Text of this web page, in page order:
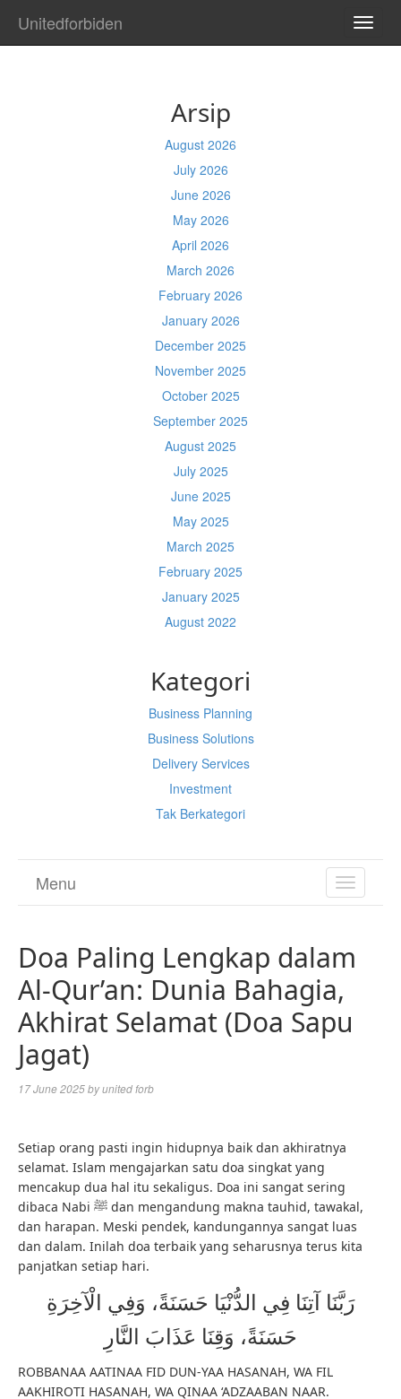
Unitedforbiden
Arsip
August 2026
July 2026
June 2026
May 2026
April 2026
March 2026
February 2026
January 2026
December 2025
November 2025
October 2025
September 2025
August 2025
July 2025
June 2025
May 2025
March 2025
February 2025
January 2025
August 2022
Kategori
Business Planning
Business Solutions
Delivery Services
Investment
Tak Berkategori
TOGGLE
Menu
Doa Paling Lengkap dalam
Al-Qur’an: Dunia Bahagia,
Akhirat Selamat (Doa Sapu
Jagat)
17 June 2025byunited forb
Setiap orang pasti ingin hidupnya baik dan akhiratnya
selamat. Islam mengajarkan satu doa singkat yang
mencakup dua hal itu sekaligus. Doa ini sangat sering
dibaca Nabi ﷺ dan mengandung makna tauhid, tawakal,
dan harapan. Meski pendek, kandungannya sangat luas
dan dalam. Inilah doa terbaik yang seharusnya terus kita
panjatkan setiap hari.
رَبَّنَا آتِنَا فِي الدُّنْيَا حَسَنَةً، وَفِي الْآخِرَةِ
حَسَنَةً، وَقِنَا عَذَابَ النَّارِ
ROBBANAA AATINAA FID DUN-YAA HASANAH, WA FIL
AAKHIROTI HASANAH, WA QINAA ‘ADZAABAN NAAR.